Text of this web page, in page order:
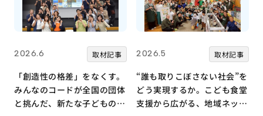
2026.6 取材記事
「創造性の格差」をなくす。
みんなのコードが全国の団体
と挑んだ、新たな子どもの居
2026.5 取材記事
“誰も取りこぼさない社会”を
どう実現するか。こども食堂
支援から広がる、地域ネット